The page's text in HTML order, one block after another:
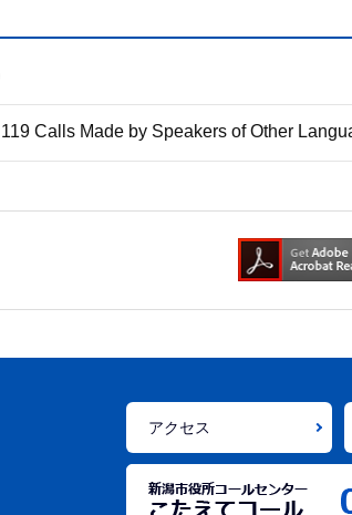
Calls Made by Speakers of Other
アクセス